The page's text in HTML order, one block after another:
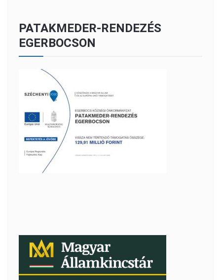
PATAKMEDER-RENDEZÉS
EGERBOCSON